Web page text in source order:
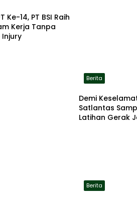
Ke-14, PT BSI Raih
Kerja Tanpa
Berita
Demi
Satlantas
Latihan Gerak
Berita